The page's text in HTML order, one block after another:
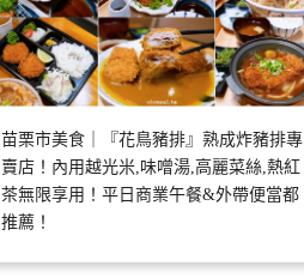
苗栗市美食｜『花鳥豬排』熟成炸豬排專
賣店！內用越光米,味噌湯,高麗菜絲,熱紅
茶無限享用！平日商業午餐&外帶便當都
推薦！